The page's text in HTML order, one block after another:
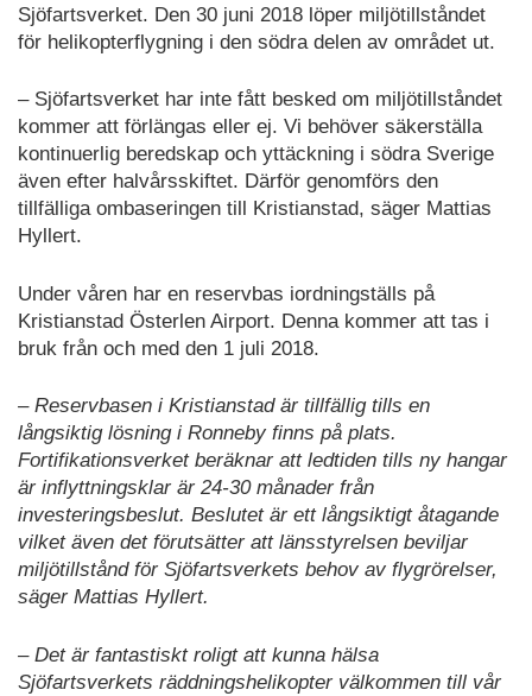
Sjöfartsverket. Den 30 juni 2018 löper miljötillståndet
för helikopterflygning i den södra delen av området ut.
– Sjöfartsverket har inte fått besked om miljötillståndet
kommer att förlängas eller ej. Vi behöver säkerställa
kontinuerlig beredskap och yttäckning i södra Sverige
även efter halvårsskiftet. Därför genomförs den
tillfälliga ombaseringen till Kristianstad, säger Mattias
Hyllert.
Under våren har en reservbas iordningställs på
Kristianstad Österlen Airport. Denna kommer att tas i
bruk från och med den 1 juli 2018.
– Reservbasen i Kristianstad är tillfällig tills en
långsiktig lösning i Ronneby finns på plats.
Fortifikationsverket beräknar att ledtiden tills ny hangar
är inflyttningsklar är 24-30 månader från
investeringsbeslut. Beslutet är ett långsiktigt åtagande
vilket även det förutsätter att länsstyrelsen beviljar
miljötillstånd för Sjöfartsverkets behov av flygrörelser,
säger Mattias Hyllert.
– Det är fantastiskt roligt att kunna hälsa
Sjöfartsverkets räddningshelikopter välkommen till vår